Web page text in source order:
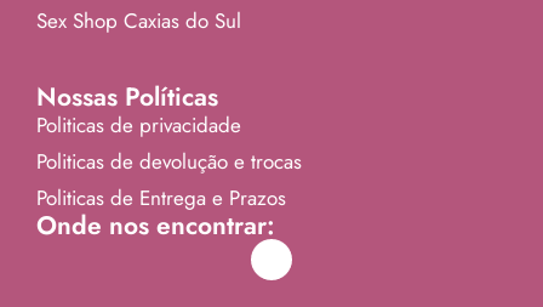
Sex Shop Caxias do Sul
Nossas Políticas
Politicas de privacidade
Politicas de devolução e trocas
Politicas de Entrega e Prazos
Onde nos encontrar: